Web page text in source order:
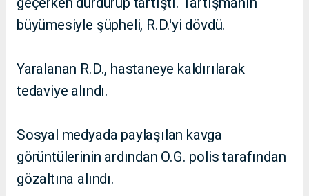
büyümesiyle şüpheli, R.D.'yi dövdü.
Yaralanan R.D., hastaneye kaldırılarak
tedaviye alındı.
Sosyal medyada paylaşılan kavga
görüntülerinin ardından O.G. polis tarafından
gözaltına alındı.